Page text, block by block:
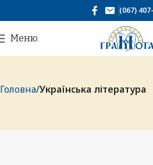
(067)
Меню
Головна Українська література